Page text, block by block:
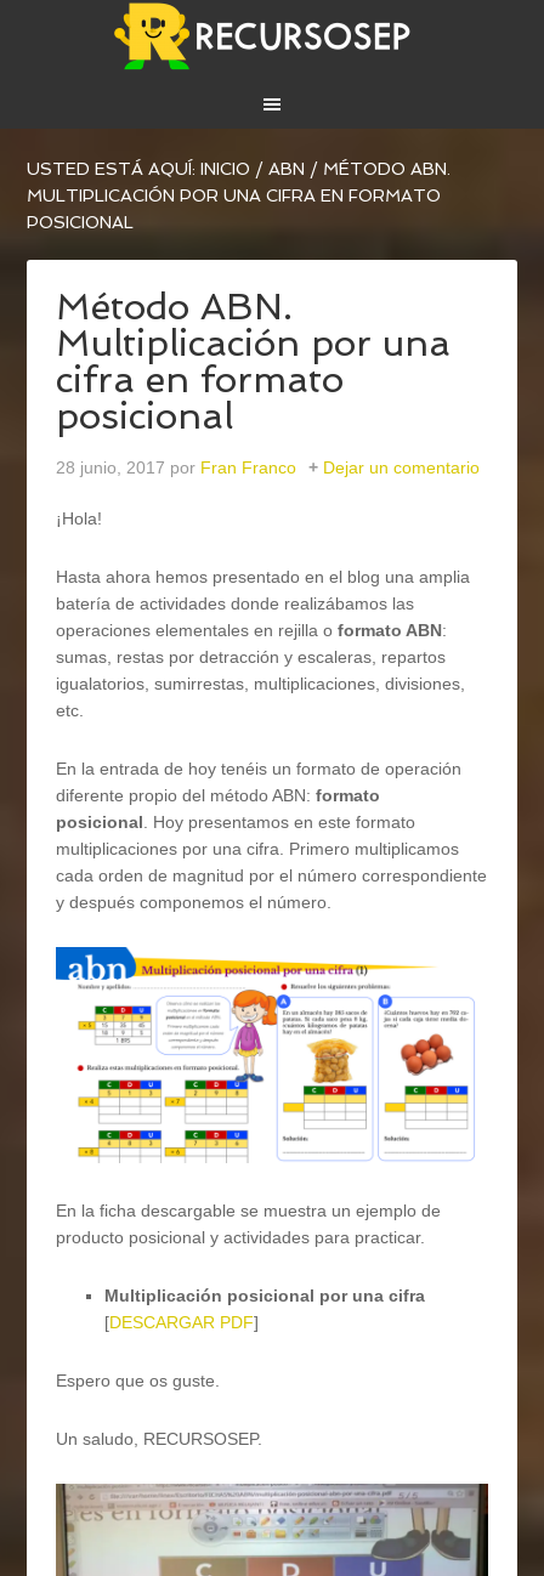
USTED ESTÁ AQUÍ:INICIO / ABN / MÉTODO ABN.
MULTIPLICACIÓN POR UNA CIFRA EN FORMATO
POSICIONAL
Método ABN.
Multiplicación por una
cifra en formato
posicional
28 junio, 2017 por Fran Franco Dejar un comentario
¡Hola!
Hasta ahora hemos presentado en el blog una amplia
batería de actividades donde realizábamos las
operaciones elementales en rejilla oformato ABN:
sumas, restas por detracción y escaleras, repartos
igualatorios, sumirrestas, multiplicaciones, divisiones,
etc.
En la entrada de hoy tenéis un formato de operación
diferente propio del método ABN:formato
posicional. Hoy presentamos en este formato
multiplicaciones por una cifra. Primero multiplicamos
cada orden de magnitud por el número correspondiente
y después componemos el número.
En la ficha descargable se muestra un ejemplo de
producto posicional y actividades para practicar.
Multiplicación posicional por una cifra
[DESCARGAR PDF]
Espero que os guste.
Un saludo, RECURSOSEP.